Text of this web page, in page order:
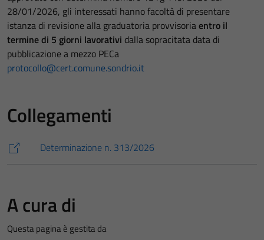
28/01/2026, gli interessati hanno facoltà di presentare
istanza di revisione alla graduatoria provvisoriaentro il
termine di 5 giorni lavorativi dalla sopracitata data di
pubblicazione a mezzo PECa
protocollo@cert.comune.sondrio.it
Collegamenti
Determinazione n. 313/2026
A cura di
Questa pagina è gestita da